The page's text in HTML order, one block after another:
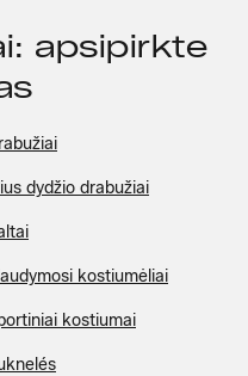
apsipirkte
dydžio drabužiai
kostiumėliai
kostiumai